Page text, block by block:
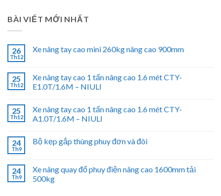
BÀI VIẾT MỚI NHẤT
26
Th12
Xe nâng tay cao mini 260kg nâng cao 900mm
25
Th12
Xe nâng tay cao 1 tấn nâng cao 1.6 mét CTY-
E1.0T/1.6M – NIULI
25
Th12
Xe nâng tay cao 1 tấn nâng cao 1.6 mét CTY-
A1.0T/1.6M – NIULI
24
Th9
Bộ kẹp gắp thùng phuy đơn và đôi
24
Th9
Xe nâng quay đổ phuy điện nâng cao 1600mm tải
500kg